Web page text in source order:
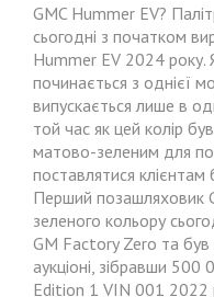
GMC Hummer EV?
сьогодні з початком
Hummer EV 2024 року.
починається з однієї
випускається лише в
той час як цей колір
матово-зеленим для
поставлятися
Перший позашляховик
зеленого кольору
GM Factory Zero та
аукціоні, зібравши
Edition 1 VIN 001 2022